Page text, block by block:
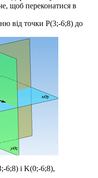
щоб переконатися в
від точки P(3;-6;8) до
6;8) і K(0;-6;8),